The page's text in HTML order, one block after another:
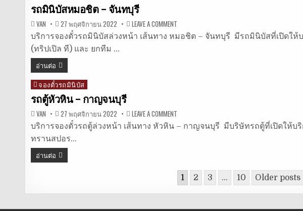
in
รถมินิบัสหมอชิต – จันทบุรี
VAN 27 พฤศจิกายน 2022 LEAVE A COMMENTON
มิ
บริการจองตั๋วรถมินิบัสล่วงหน้า เส้นทาง หมอชิต – จันทบุรี มีรถมินิบัสที่เปิดให้
(ทริปเปิล ที) และ ยกทีม …
อ่านต่อ
Posted
in
จองตั๋วรถมินิบัส
รถตู้หัวหิน – กาญจนบุรี
VAN 27 พฤศจิกายน 2022 LEAVE A COMMENTON
ตู้
บริการจองตั๋วรถตู้ล่วงหน้า เส้นทาง หัวหิน – กาญจนบุรี มีบริษัทรถตู้ที่เปิดให้บริ
ทรานสปอร…
อ่านต่อ
pagination
1 2 3 … 10 Older